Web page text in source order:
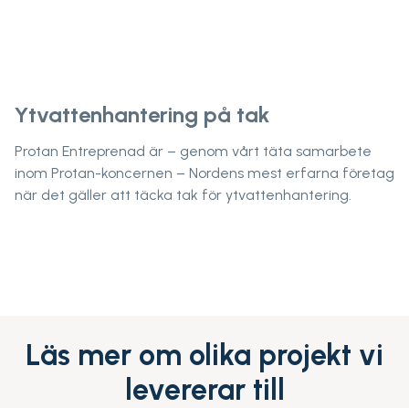
Ytvattenhantering på tak
Protan Entreprenad är – genom vårt täta samarbete
inom Protan-koncernen – Nordens mest erfarna företag
när det gäller att täcka tak för ytvattenhantering.
Läs mer om olika projekt vi
levererar till